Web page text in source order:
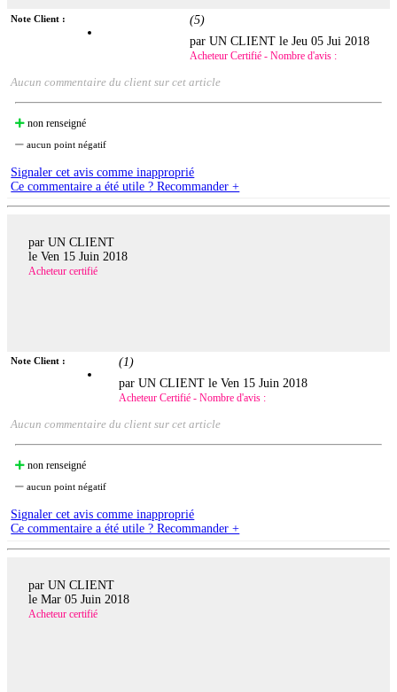
Note Client : (5)
par UN CLIENT leJeu 05 Jui 2018
Acheteur Certifié - Nombre d'avis :
Aucun commentaire du client sur cet article
non renseigné
aucun point négatif
Signaler cet avis comme inapproprié
Ce commentaire a été utile ? Recommander +
par UN CLIENT
le Ven 15 Juin 2018
Acheteur certifié
Note Client : (1)
par UN CLIENT leVen 15 Juin 2018
Acheteur Certifié - Nombre d'avis :
Aucun commentaire du client sur cet article
non renseigné
aucun point négatif
Signaler cet avis comme inapproprié
Ce commentaire a été utile ? Recommander +
par UN CLIENT
le Mar 05 Juin 2018
Acheteur certifié